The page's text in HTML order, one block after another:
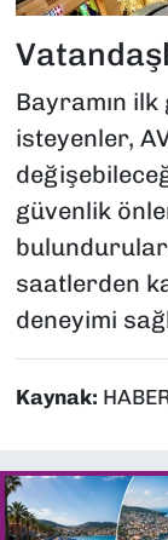
Bayramın
isteyenler,
güvenlik
saatlerden
deneyimi
Kaynak: